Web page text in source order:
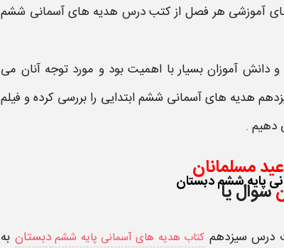
آموزشی هر فصل از کتب درس هدیه های آسمانی ششم
دانش آموزان بسیار با اهمیت بود و مورد توجه آنان می
هدیه های آسمانی ششم ابتدایی را بررسی کرده و فیلم
دهیم .
مسلمانان
سوال یا
پایه ششم دبستان
درس سیزدهم کتاب هدیه های آسمانی پایه ششمدبستان به